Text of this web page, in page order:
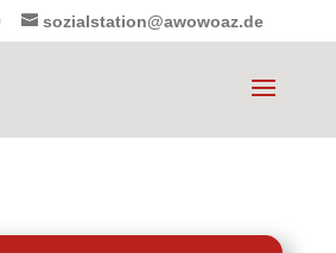
sozialstation@awowoaz.de